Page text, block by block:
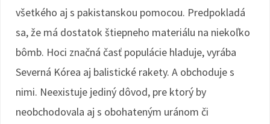
všetkého aj s pakistanskou pomocou. Predpokladá
sa, že má dostatok štiepneho materiálu na niekoľko
bômb. Hoci značná časť populácie hladuje, vyrába
Severná Kórea aj balistické rakety. A obchoduje s
nimi. Neexistuje jediný dôvod, pre ktorý by
neobchodovala aj s obohateným uránom či